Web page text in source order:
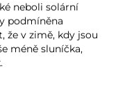
neboli solární
podmíněna
že v zimě, kdy jsou
méně sluníčka,